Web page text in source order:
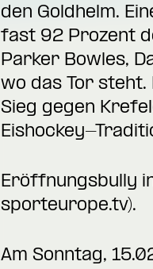
den Goldhelm.
fast 92 Prozent
Parker Bowles,
wo das Tor
Sieg gegen
Eishockey-
Eröffnungsbully
sporteurope.tv).
Am Sonntag,